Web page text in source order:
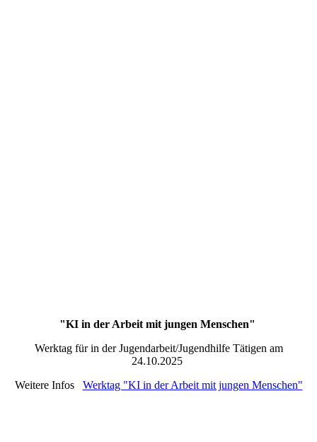
"KI in der Arbeit mit jungen Menschen"
Werktag für in der Jugendarbeit/Jugendhilfe Tätigen am
24.10.2025
Weitere Infos Werktag "KI in der Arbeit mit jungen Menschen"